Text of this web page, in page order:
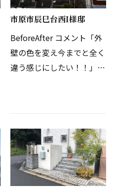
市原市辰巳台西I様邸
BeforeAfter コメント「外
壁の色を変え今までと全く
違う感じにしたい！！」と